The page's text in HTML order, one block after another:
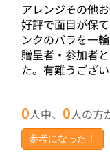
アレンジその他
好評で面目が保
ンクのバラを一
贈呈者・参加者
た。有難うござい
0人中、0人の方
参考になった！